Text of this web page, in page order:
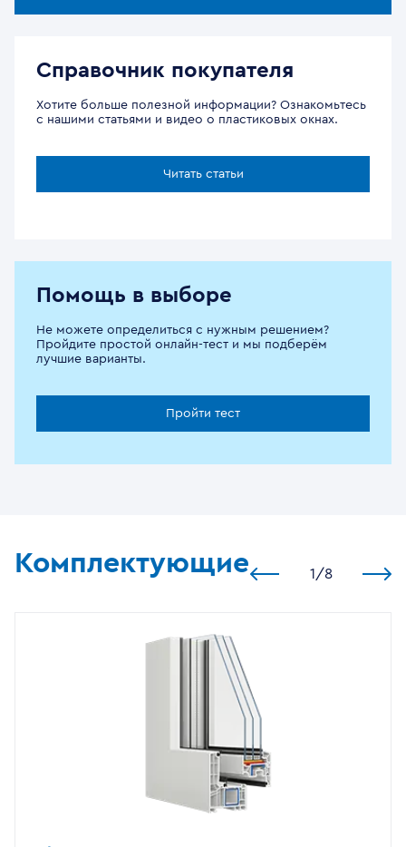
Справочник покупателя
Хотите больше полезной информации? Ознакомьтесь
с нашими статьями и видео о пластиковых окнах.
Читать статьи
Помощь в выборе
Не можете определиться с нужным решением?
Пройдите простой онлайн-тест и мы подберём
лучшие варианты.
Пройти тест
Комплектующие 1 /8